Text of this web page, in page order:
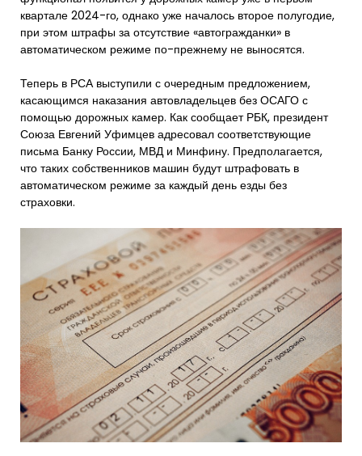
квартале 2024-го, однако уже началось второе полугодие,
при этом штрафы за отсутствие «автогражданки» в
автоматическом режиме по-прежнему не выносятся.
Теперь в РСА выступили с очередным предложением,
касающимся наказания автовладельцев без ОСАГО с
помощью дорожных камер. Как сообщает РБК, президент
Союза Евгений Уфимцев адресовал соответствующие
письма Банку России, МВД и Минфину. Предполагается,
что таких собственников машин будут штрафовать в
автоматическом режиме за каждый день езды без
страховки.